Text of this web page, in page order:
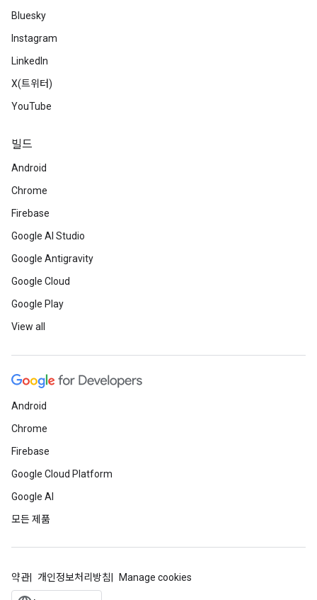
Bluesky
Instagram
LinkedIn
X(트위터)
YouTube
빌드
Android
Chrome
Firebase
Google AI Studio
Google Antigravity
Google Cloud
Google Play
View all
Android
Chrome
Firebase
Google Cloud Platform
Google AI
모든 제품
약관 개인정보처리방침 Manage cookies